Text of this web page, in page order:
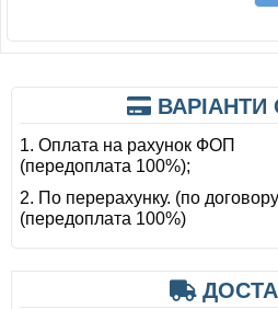
ВАРІАНТИ
1. Оплата на рахунок ФОП
(передоплата 100%);
2. По перерахунку. (по
(передоплата 100%)